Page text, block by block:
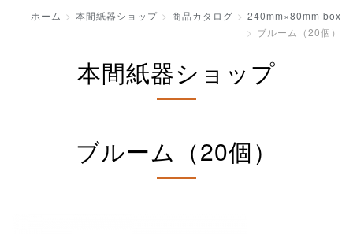
ホーム 本間紙器ショップ 商品カタログ
240mm×80mm box
ブルーム（20個）
本間紙器ショップ
ブルーム（20個）